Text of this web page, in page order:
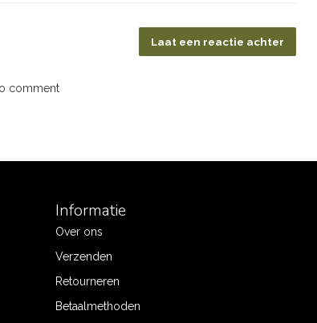
Laat een reactie achter
comment
Informatie
Over ons
Verzenden
Retourneren
Betaalmethoden